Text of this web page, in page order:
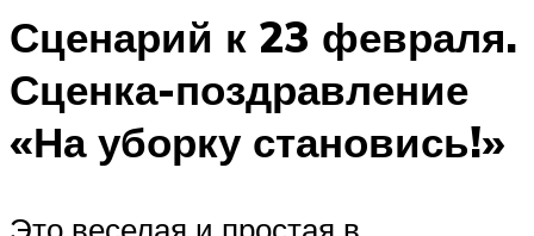
Сценарий к 23 февраля.
Сценка-поздравление
«На уборку становись!»